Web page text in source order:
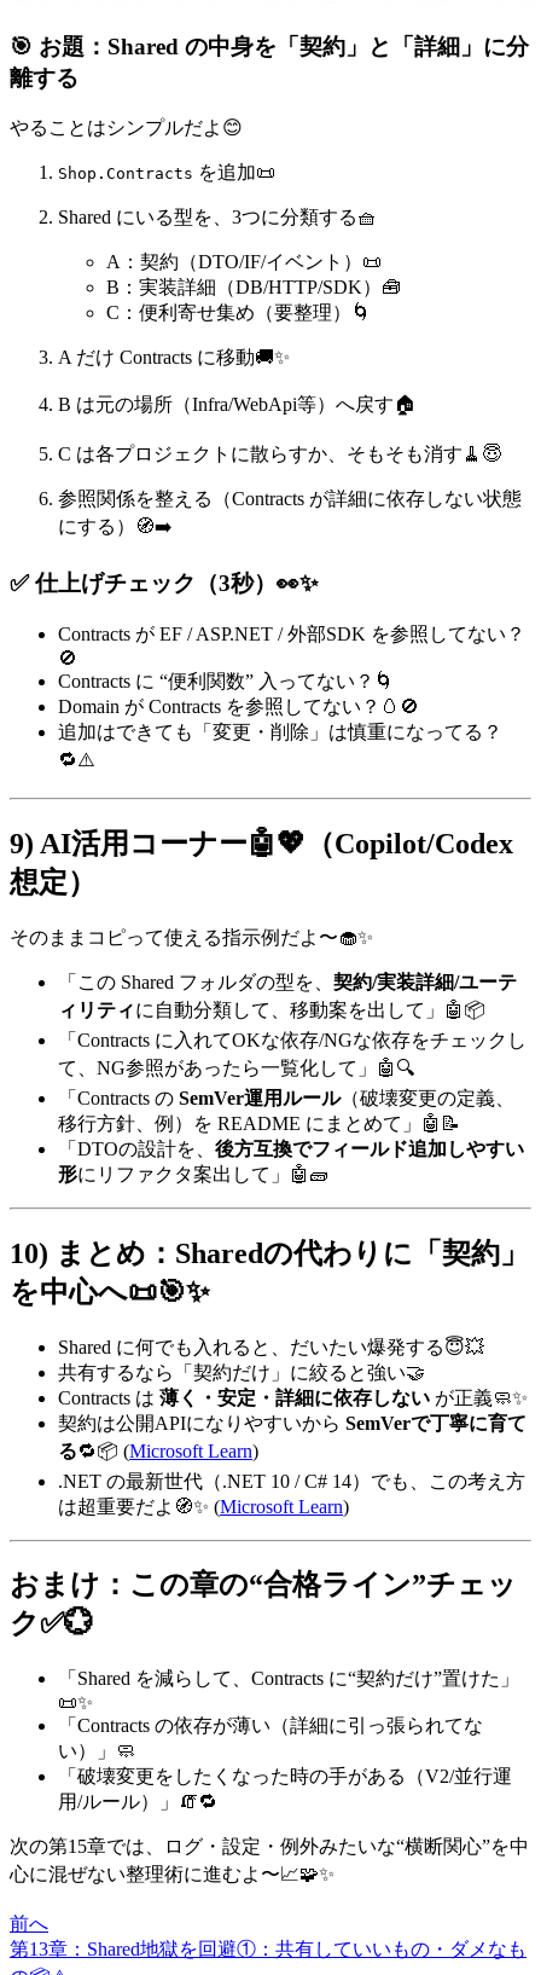
🎯 お題：Shared の中身を「契約」と「詳細」に分
離する
やることはシンプルだよ😊
Shop.Contracts を追加📜
Shared にいる型を、3つに分類する🧺
A：契約（DTO/IF/イベント）📜
B：実装詳細（DB/HTTP/SDK）🧰
C：便利寄せ集め（要整理）🌀
A だけ Contracts に移動🚚✨
B は元の場所（Infra/WebApi等）へ戻す🏠
C は各プロジェクトに散らすか、そもそも消す🧹😇
参照関係を整える（Contracts が詳細に依存しない状態
にする）🧭➡️
✅ 仕上げチェック（3秒）👀✨
Contracts が EF / ASP.NET / 外部SDK を参照してない？
🚫
Contracts に “便利関数” 入ってない？🌀
Domain が Contracts を参照してない？🥚🚫
追加はできても「変更・削除」は慎重になってる？
🔁⚠️
9) AI活用コーナー🤖💖（Copilot/Codex
想定）
そのままコピって使える指示例だよ〜🧁✨
「この Shared フォルダの型を、 契約/実装詳細/ユーテ
ィリティに自動分類して、移動案を出して」🤖📦
「Contracts に入れてOKな依存/NGな依存をチェックし
て、NG参照があったら一覧化して」🤖🔍
「Contracts の SemVer運用ルール（破壊変更の定義、
移行方針、例）を README にまとめて」🤖📝
「DTOの設計を、 後方互換でフィールド追加しやすい
形にリファクタ案出して」🤖🧱
10) まとめ：Sharedの代わりに「契約」
を中心へ📜🎯✨
Shared に何でも入れると、だいたい爆発する😇💥
共有するなら「契約だけ」に絞ると強い🤝
Contracts は 薄く・安定・詳細に依存しない が正義🧼✨
契約は公開APIになりやすいから SemVerで丁寧に育て
る🔁📦 (Microsoft Learn)
.NET の最新世代（.NET 10 / C# 14）でも、この考え方
は超重要だよ🧭✨ (Microsoft Learn)
おまけ：この章の“合格ライン”チェッ
ク✅💮
「Shared を減らして、Contracts に“契約だけ”置けた」
📜✨
「Contracts の依存が薄い（詳細に引っ張られてな
い）」🧼
「破壊変更をしたくなった時の手がある（V2/並行運
用/ルール）」🧯🔁
次の第15章では、ログ・設定・例外みたいな“横断関心”を中
心に混ぜない整理術に進むよ〜📈🧩✨
前へ
第13章：Shared地獄を回避①：共有していいもの・ダメなも